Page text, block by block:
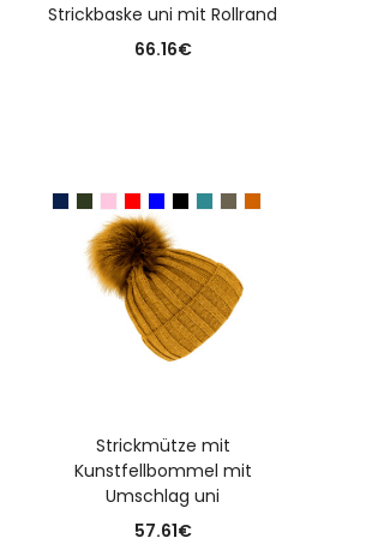
Strickbaske uni mit Rollrand
66.16€
Strickmütze mit
Kunstfellbommel mit
Umschlag uni
57.61€